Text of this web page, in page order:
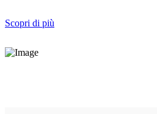
Scopri di più